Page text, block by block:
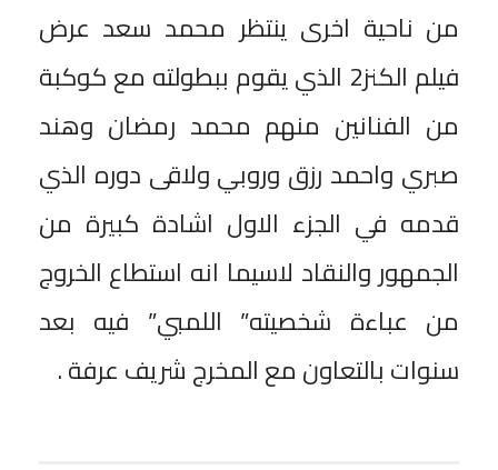
من ناحية اخرى ينتظر محمد سعد عرض
فيلم الكنز2 الذي يقوم ببطولته مع كوكبة
من الفنانين منهم محمد رمضان وهند
صبري واحمد رزق وروبي ولاقى دوره الذي
قدمه في الجزء الاول اشادة كبيرة من
الجمهور والنقاد لاسيما انه استطاع الخروج
من عباءة شخصيته” اللمبي” فيه بعد
سنوات بالتعاون مع المخرج شريف عرفة .